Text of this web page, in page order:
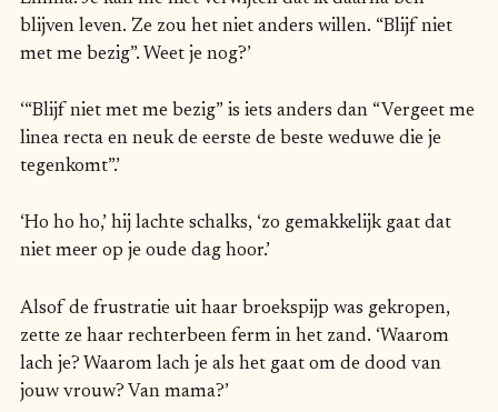
blijven leven. Ze zou het niet anders willen. “Blijf niet
met me bezig”. Weet je nog?’
‘“Blijf niet met me bezig” is iets anders dan “Vergeet me
linea recta en neuk de eerste de beste weduwe die je
tegenkomt”.’
‘Ho ho ho,’ hij lachte schalks, ‘zo gemakkelijk gaat dat
niet meer op je oude dag hoor.’
Alsof de frustratie uit haar broekspijp was gekropen,
zette ze haar rechterbeen ferm in het zand. ‘Waarom
lach je? Waarom lach je als het gaat om de dood van
jouw vrouw? Van mama?’